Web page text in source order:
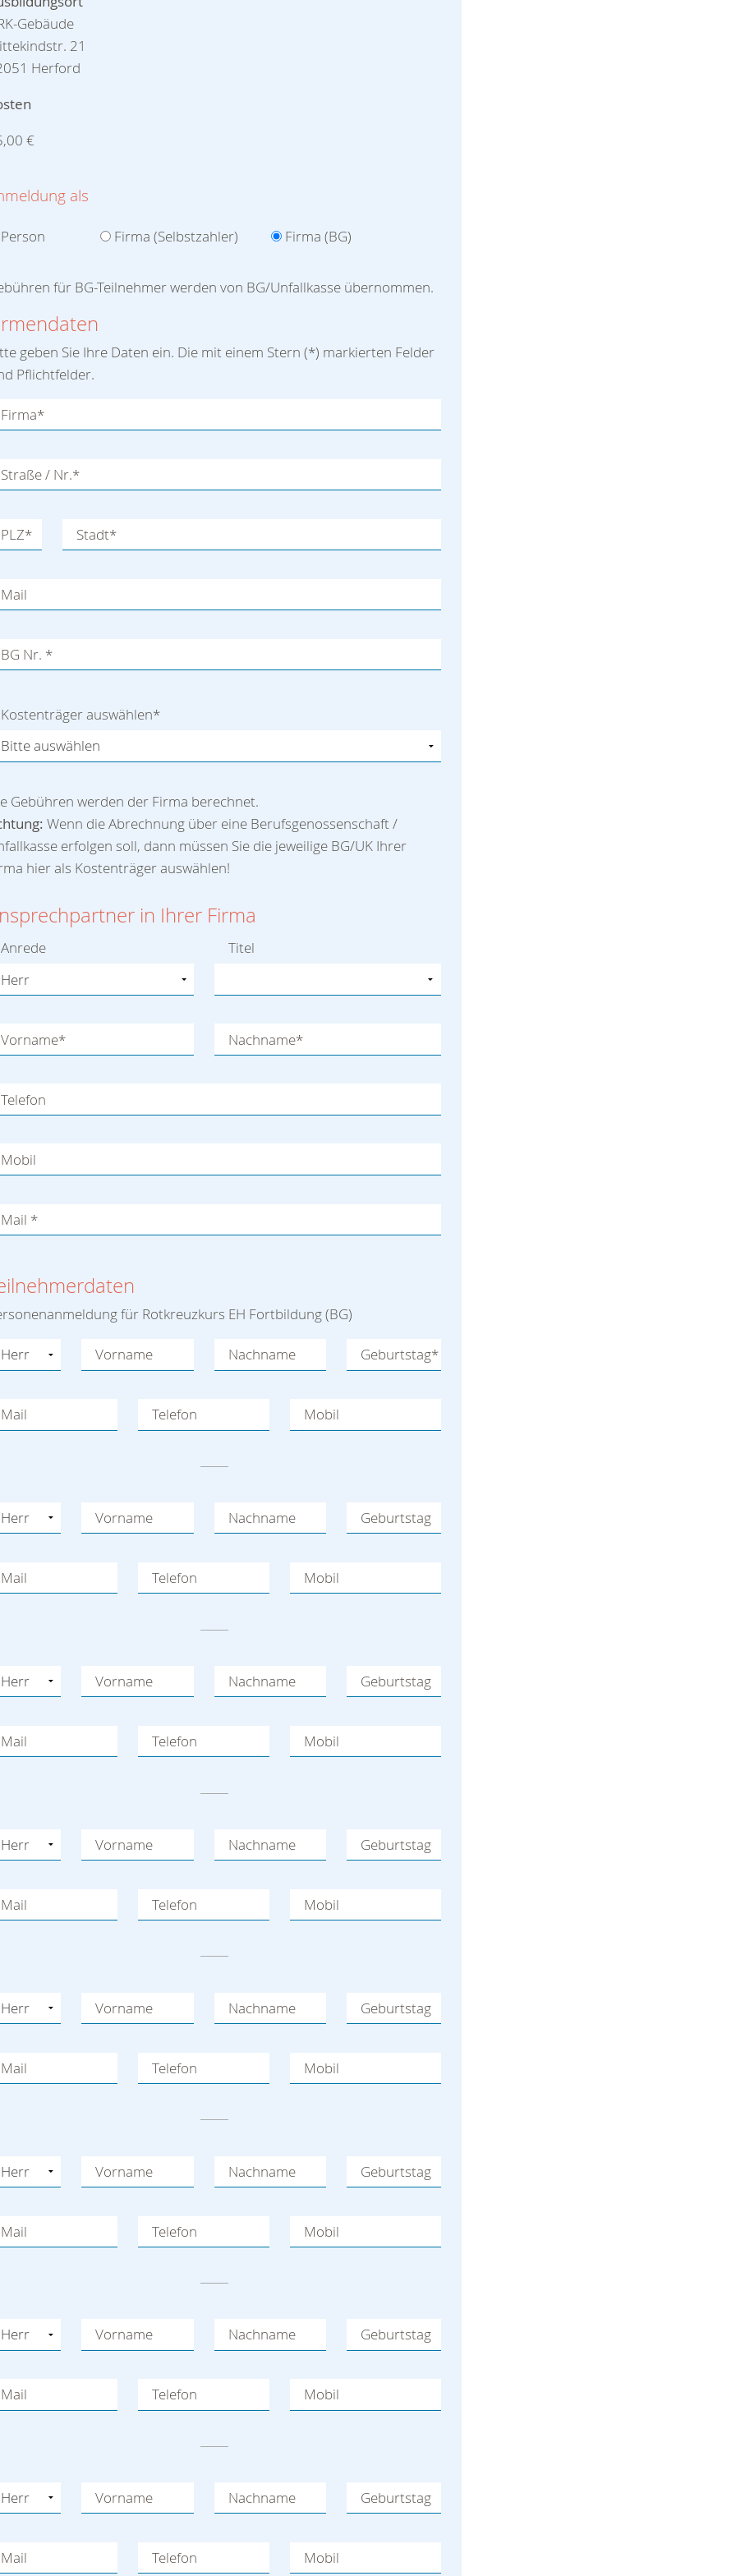
Gebäude
21
Herford
€
als
Person Firma (Selbstzahler) Firma (BG)
für BG-Teilnehmer werden von BG/Unfallkasse übernommen.
geben Sie Ihre Daten ein. Die mit einem Stern (*) markierten Felder
Pflichtfelder.
Firma*
Straße / Nr.*
PLZ* Stadt*
Mail
BG Nr. *
Kostenträger auswählen*
Gebühren werden der Firma berechnet.
Wenn die Abrechnung über eine Berufsgenossenschaft /
erfolgen soll, dann müssen Sie die jeweilige BG/UK Ihrer
hier als Kostenträger auswählen!
in Ihrer Firma
Anrede Titel
Vorname* Nachname*
Telefon
Mobil
Mail *
für Rotkreuzkurs EH Fortbildung (BG)
Vorname Nachname Geburtstag*
Mail Telefon Mobil
Vorname Nachname Geburtstag
Mail Telefon Mobil
Vorname Nachname Geburtstag
Mail Telefon Mobil
Vorname Nachname Geburtstag
Mail Telefon Mobil
Vorname Nachname Geburtstag
Mail Telefon Mobil
Vorname Nachname Geburtstag
Mail Telefon Mobil
Vorname Nachname Geburtstag
Mail Telefon Mobil
Vorname Nachname Geburtstag
Mail Telefon Mobil